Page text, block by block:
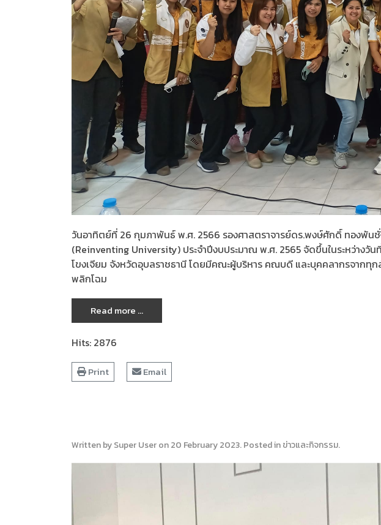
วันอาทิตย์ที่ 26 กุมภาพันธ์ พ.ศ. 2566 รองศาสตราจารย์ดร.พงษ์ศักดิ์ ทองพัน
(Reinventing University) ประจำปีงบประมาณ พ.ศ. 2565 จัดขึ้นในระหว่างวั
โขงเจียม จังหวัดอุบลราชธานี โดยมีคณะผู้บริหาร คณบดี และบุคคลากรจากทุก
พลิกโฉม
Read more ...
Hits: 2876
Print Email
Written by Super User on20 February 2023. Posted inข่าวและกิจกรรม.